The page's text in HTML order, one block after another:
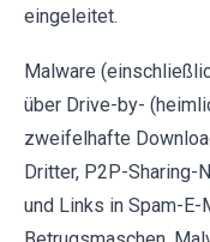
eingeleitet.
Malware
über Drive-by-
zweifelhafte
Dritter, P2P-Sharing-
und Links in Spam-